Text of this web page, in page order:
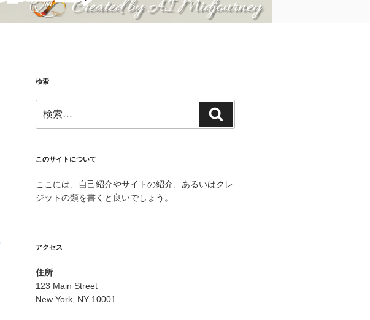
検索
索:
索
このサイトについて
ここには、自己紹介やサイトの紹介、あるいはクレ
ジットの類を書くと良いでしょう。
アクセス
住所
123 Main Street
New York, NY 10001